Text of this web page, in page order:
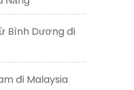
Bình Dương đi
đi Malaysia